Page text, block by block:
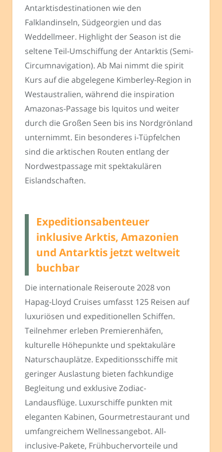
Antarktisdestinationen wie den
Falklandinseln, Südgeorgien und das
Weddellmeer. Highlight der Season ist die
seltene Teil-Umschiffung der Antarktis (Semi-
Circumnavigation). Ab Mai nimmt die spirit
Kurs auf die abgelegene Kimberley-Region in
Westaustralien, während die inspiration
Amazonas-Passage bis Iquitos und weiter
durch die Großen Seen bis ins Nordgrönland
unternimmt. Ein besonderes i-Tüpfelchen
sind die arktischen Routen entlang der
Nordwestpassage mit spektakulären
Eislandschaften.
Expeditionsabenteuer
inklusive Arktis, Amazonien
und Antarktis jetzt weltweit
buchbar
Die internationale Reiseroute 2028 von
Hapag-Lloyd Cruises umfasst 125 Reisen auf
luxuriösen und expeditionellen Schiffen.
Teilnehmer erleben Premierenhäfen,
kulturelle Höhepunkte und spektakuläre
Naturschauplätze. Expeditionsschiffe mit
geringer Auslastung bieten fachkundige
Begleitung und exklusive Zodiac-
Landausflüge. Luxurschiffe punkten mit
eleganten Kabinen, Gourmetrestaurant und
umfangreichem Wellnessangebot. All-
inclusive-Pakete, Frühbuchervorteile und